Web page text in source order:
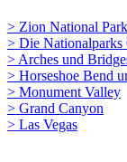
> Zion National
> Die Nationalparks
> Arches und
> Horseshoe Bend
> Monument Valley
> Grand Canyon
> Las Vegas